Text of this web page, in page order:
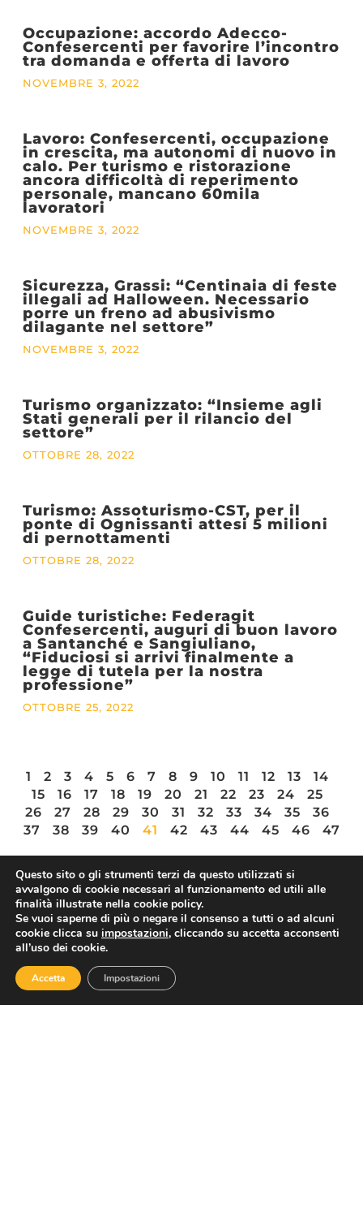
Occupazione: accordo Adecco-
Confesercenti per favorire l’incontro
tra domanda e offerta di lavoro
NOVEMBRE 3, 2022
Lavoro: Confesercenti, occupazione
in crescita, ma autonomi di nuovo in
calo. Per turismo e ristorazione
ancora difficoltà di reperimento
personale, mancano 60mila
lavoratori
NOVEMBRE 3, 2022
Sicurezza, Grassi: “Centinaia di feste
illegali ad Halloween. Necessario
porre un freno ad abusivismo
dilagante nel settore”
NOVEMBRE 3, 2022
Turismo organizzato: “Insieme agli
Stati generali per il rilancio del
settore”
OTTOBRE 28, 2022
Turismo: Assoturismo-CST, per il
ponte di Ognissanti attesi 5 milioni
di pernottamenti
OTTOBRE 28, 2022
Guide turistiche: Federagit
Confesercenti, auguri di buon lavoro
a Santanché e Sangiuliano,
“Fiduciosi si arrivi finalmente a
legge di tutela per la nostra
professione”
OTTOBRE 25, 2022
1 2 3 4 5 6 7 8 9 10 11 12 13
14
15
16 17 18 19 20 21 22 23 24
25
26
27 28 29 30 31 32 33 34 35
36
37
38 39 40 41 42 43 44 45 46 47
ASSOTURISMO
Questo sito o gli strumenti terzi da questo utilizzati si
avvalgono di cookie necessari al funzionamento ed utili alle
finalità illustrate nella cookie policy.
Se vuoi saperne di più o negare il consenso a tutti o ad alcuni
cookie clicca su impostazioni, cliccando su accetta acconsenti
all’uso dei cookie.
Accetta Impostazioni